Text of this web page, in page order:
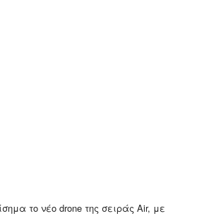
το νέο drone της σειράς Air, με